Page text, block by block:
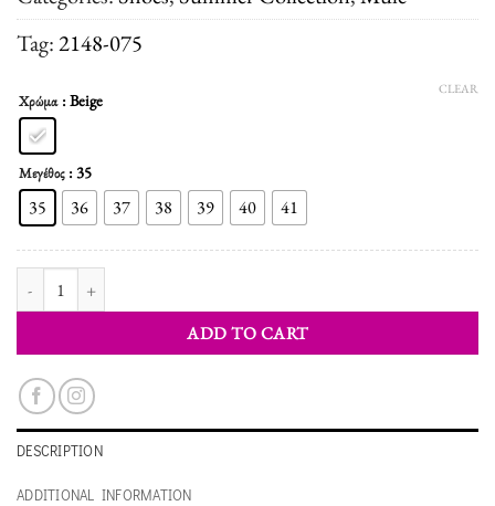
Tag:2148-075
Χρώμα : Beige
Μεγέθος : 35
35 36 37 38 39 40 41
CLEAR
ADD TO CART
DESCRIPTION
ADDITIONAL INFORMATION